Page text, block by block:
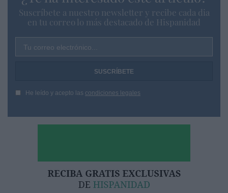
Suscríbete a nuestro newsletter y recibe cada dia
en tu correo lo más destacado de Hispanidad
Tu correo electrónico...
He leído y acepto las condiciones legales